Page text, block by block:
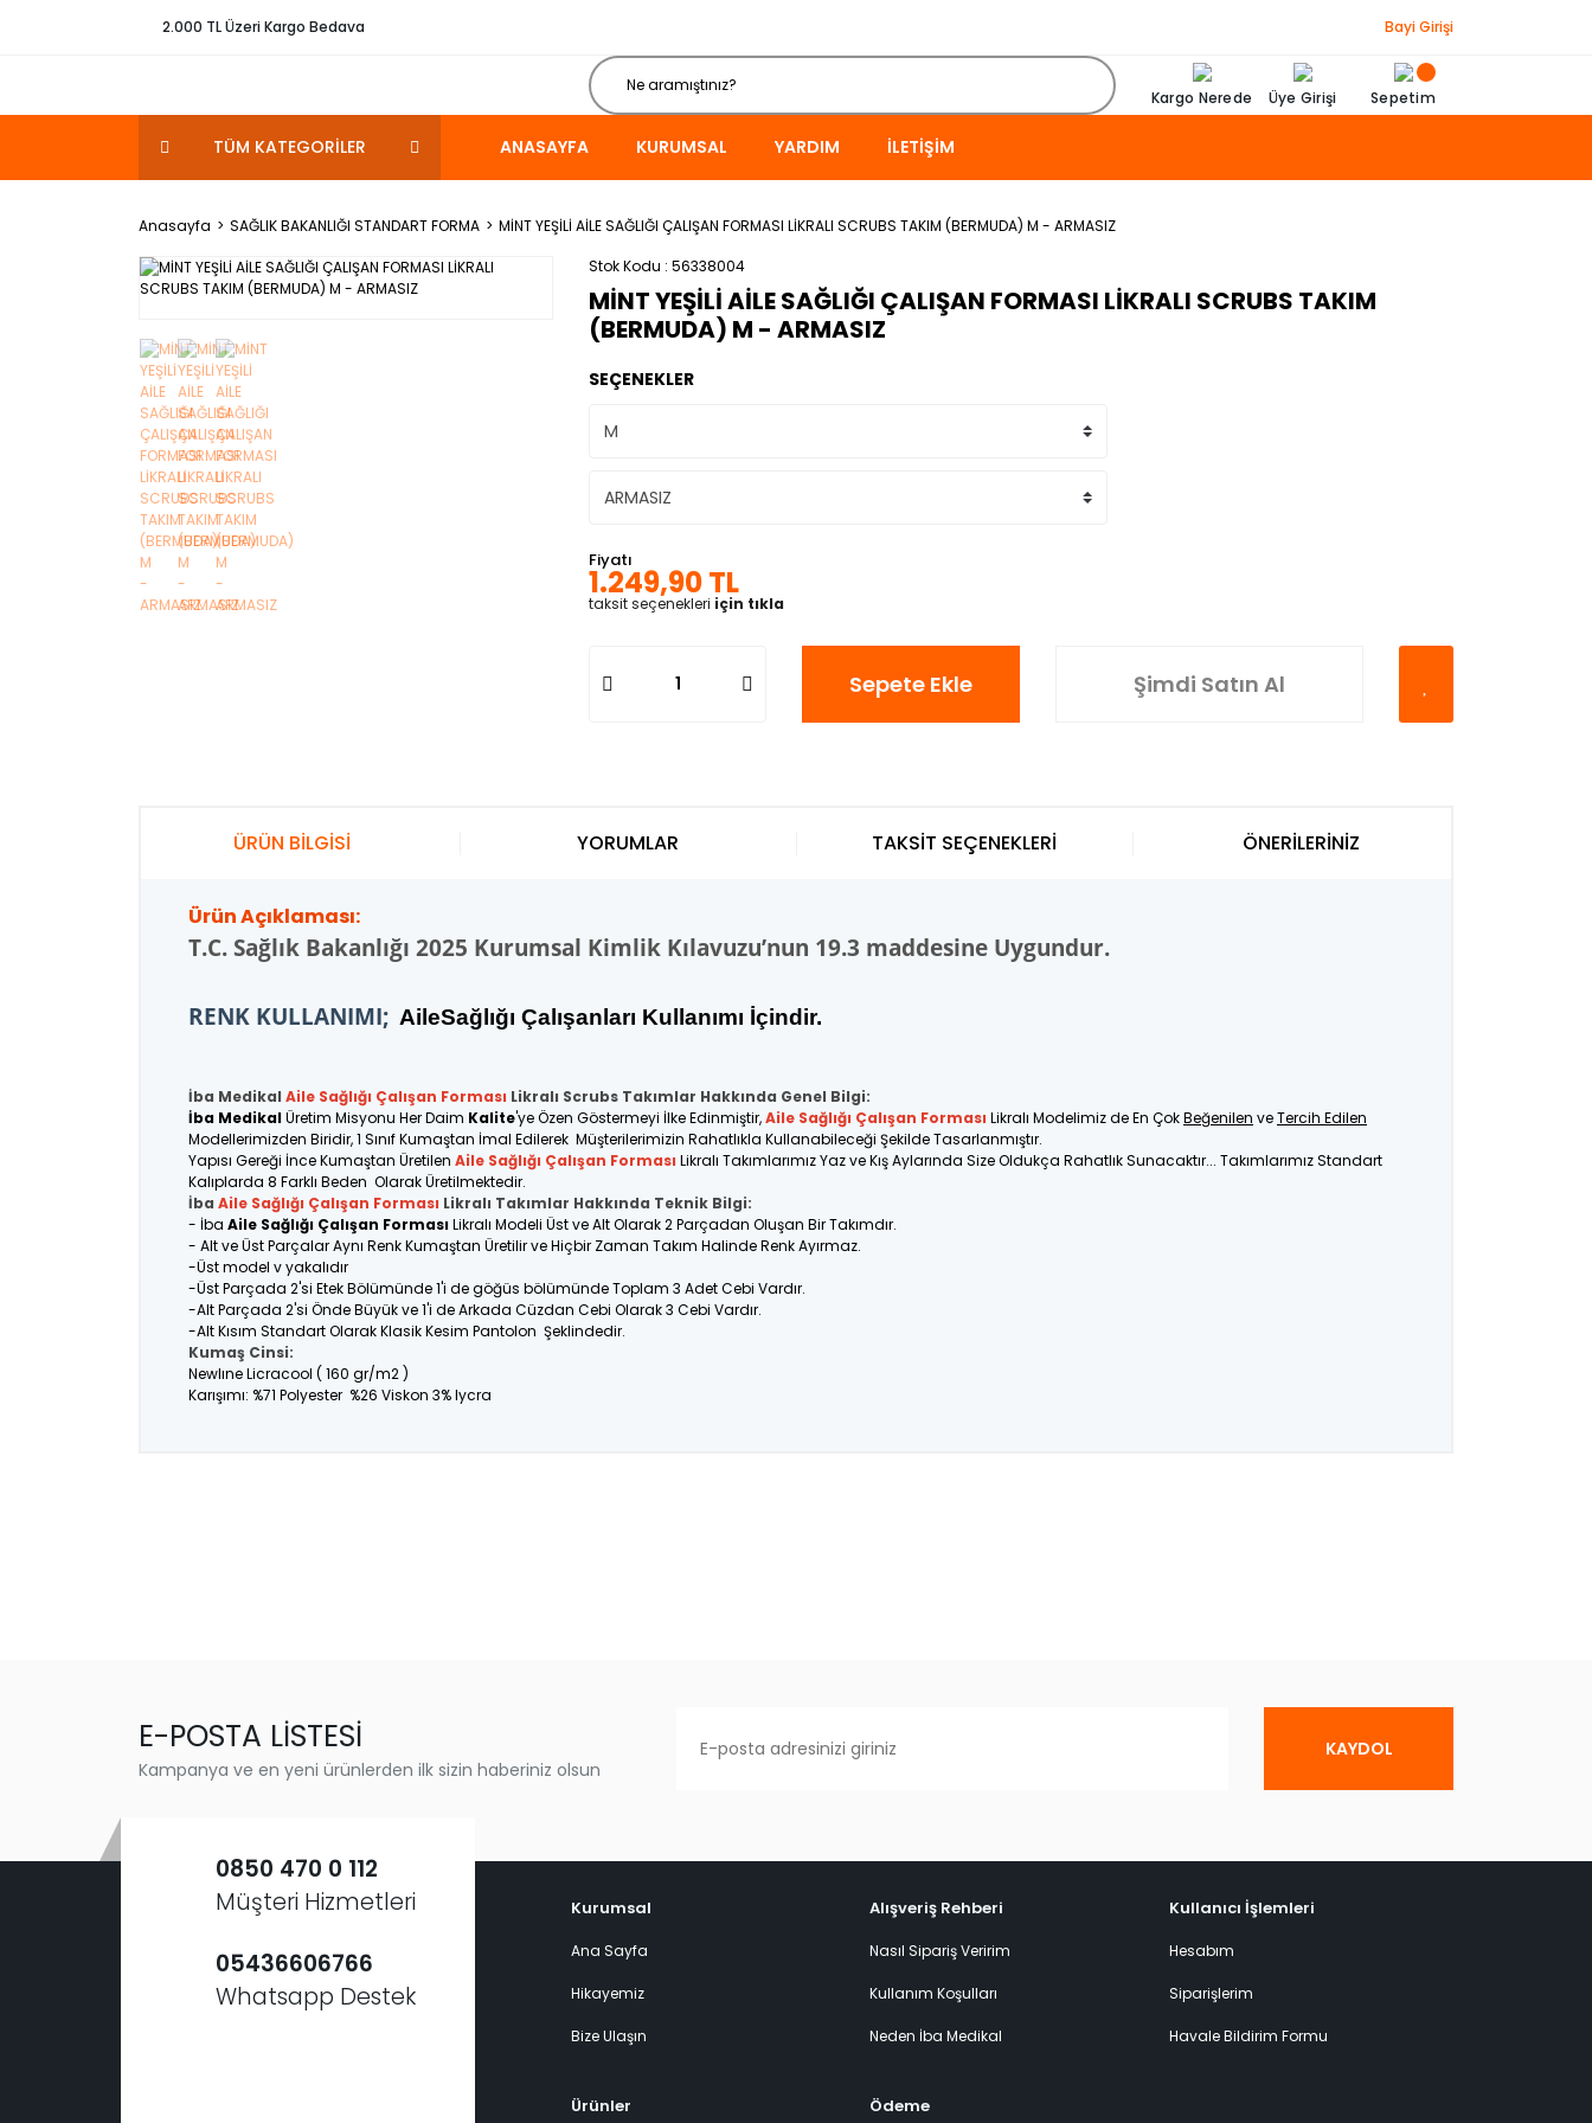
2.000 TL Üzeri Kargo Bedava Bayi Girişi
Kargo Nerede Üye Girişi Sepetim
TÜM KATEGORİLER ANASAYFA KURUMSAL YARDIM İLETIŞIM
Anasayfa SAĞLIK BAKANLIĞI STANDART FORMA
MİNT YEŞİLİ AİLE SAĞLIĞI ÇALIŞAN FORMASI LİKRALI SCRUBS TAKIM (BERMUDA) M - ARMASIZ
Stok Kodu 56338004
MİNT YEŞİLİ AİLE SAĞLIĞI ÇALIŞAN FORMASI LİKRALI SCRUBS TAKIM
(BERMUDA) M - ARMASIZ
SEÇENEKLER
Fiyatı
1.249,90 TL
taksit seçenekleri için tıkla
Sepete Ekle Şimdi Satın Al
ÜRÜN BİLGİSİ
Ürün Açıklaması:
T.C. Sağlık Bakanlığı 2025 Kurumsal Kimlik Kılavuzu’nun 19.3 maddesine Uygundur.
RENK KULLANIMI; AileSağlığı Çalışanları Kullanımı İçindir.
İba Medikal Aile Sağlığı Çalışan Forması Likralı Scrubs Takımlar Hakkında Genel Bilgi:
İba MedikalÜretim Misyonu Her Daim Kalite'ye Özen Göstermeyi İlke Edinmiştir,Aile Sağlığı Çalışan Forması Likralı Modelimiz de En ÇokBeğenilen veTercih Edilen
Modellerimizden Biridir, 1 Sınıf Kumaştan İmal Edilerek Müşterilerimizin Rahatlıkla Kullanabileceği Şekilde Tasarlanmıştır.
Yapısı Gereği İnce Kumaştan Üretilen Aile Sağlığı Çalışan Forması Likralı Takımlarımız Yaz ve Kış Aylarında Size Oldukça Rahatlık Sunacaktır... Takımlarımız Standart
Kalıplarda 8 Farklı Beden Olarak Üretilmektedir.
İba Aile Sağlığı Çalışan Forması Likralı Takımlar Hakkında Teknik Bilgi:
- İba Aile Sağlığı Çalışan FormasıLikralı Modeli Üst ve Alt Olarak 2 Parçadan Oluşan Bir Takımdır.
- Alt ve Üst Parçalar Aynı Renk Kumaştan Üretilir ve Hiçbir Zaman Takım Halinde Renk Ayırmaz.
-Üst model v yakalıdır
-Üst Parçada 2'si Etek Bölümünde 1'i de göğüs bölümünde Toplam 3 Adet Cebi Vardır.
-Alt Parçada 2'si Önde Büyük ve 1'i de Arkada Cüzdan Cebi Olarak 3 Cebi Vardır.
-Alt Kısım Standart Olarak Klasik Kesim Pantolon Şeklindedir.
Kumaş Cinsi:
Newlıne Licracool ( 160 gr/m2 )
Karışımı: %71 Polyester %26 Viskon 3% lycra
YORUMLAR TAKSİT SEÇENEKLERİ ÖNERİLERİNİZ
E-POSTA LİSTESİ
Kampanya ve en yeni ürünlerden ilk sizin haberiniz olsun
KAYDOL
0850 470 0 112
Müşteri Hizmetleri
05436606766
Whatsapp Destek
Kurumsal
Ana Sayfa
Hikayemiz
Bize Ulaşın
Alışveriş Rehberi
Nasıl Sipariş Veririm
Kullanım Koşulları
Neden İba Medikal
Ürünler Ödeme
Kullanıcı İşlemleri
Hesabım
Siparişlerim
Havale Bildirim Formu